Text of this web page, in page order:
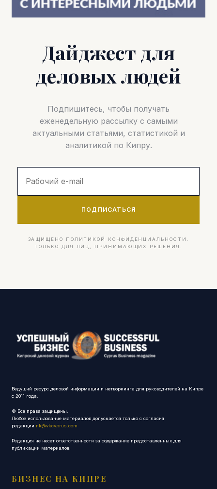
Дайджест для
деловых людей
Подпишитесь, чтобы получать
еженедельную рассылку с самыми
актуальными статьями, статистикой и
аналитикой по Кипру.
ПОДПИСАТЬСЯ
ЗАЩИЩЕНО ПОЛИТИКОЙ КОНФИДЕНЦИАЛЬНОСТИ.
ТОЛЬКО ДЛЯ ЛИЦ, ПРИНИМАЮЩИХ РЕШЕНИЯ.
Ведущий ресурс деловой информации и нетворкинга для руководителей на Кипре
с 2011 года.
© Все права защищены.
Любое использование материалов допускается только с согласия
редакции nk@vkcyprus.com
Редакция не несет ответственности за содержание предоставленных для
публикации материалов.
БИЗНЕС НА КИПРЕ